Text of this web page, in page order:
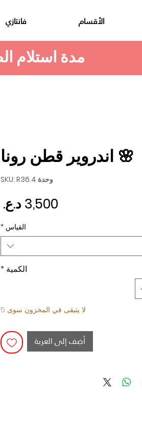
الأقسام فانتازي
🌸 اندروير قطن رونا
وحدة SKU: R36.4
القياس *
الكمية *
لا يتبقى في المخزون سوى 5
أضِف إلى العربة